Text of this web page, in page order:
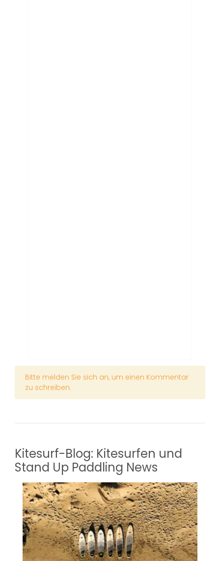
xBitte melden Sie sich an, um einen Kommentar
zu schreiben.
Kitesurf-Blog: Kitesurfen und
Stand Up Paddling News